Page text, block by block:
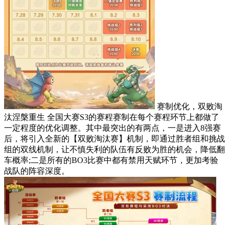
赛制优化，双败淘
汰涅槃重生 全国大赛S3的赛程赛制在每个赛程环节上都做了
一定程度的优化调整。其中最突出的有两点，一是进入8强赛
后，将引入全新的【双败淘汰赛】机制，即通过胜者组和挑战
组的双线机制，让不慎失利的队伍有反败为胜的机会，降低翻
车概率;二是所有的BO3比赛中都有禁用天赋环节，更加考验
战队的阵容深度。